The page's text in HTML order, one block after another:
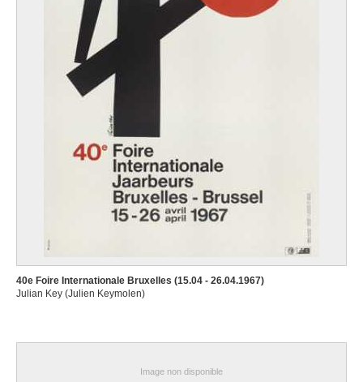
40e Foire Internationale Bruxelles (15.04 - 26.04.1967)
Julian Key (Julien Keymolen)
Image non disponible